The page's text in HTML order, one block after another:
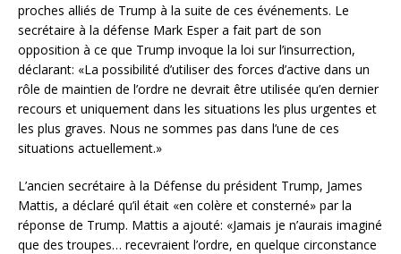
proches alliés de Trump à la suite de ces événements. Le
secrétaire à la défense Mark Esper a fait part de son
opposition à ce que Trump invoque la loi sur l’insurrection,
déclarant: «La possibilité d’utiliser des forces d’active dans un
rôle de maintien de l’ordre ne devrait être utilisée qu’en dernier
recours et uniquement dans les situations les plus urgentes et
les plus graves. Nous ne sommes pas dans l’une de ces
situations actuellement.»
L’ancien secrétaire à la Défense du président Trump, James
Mattis, a déclaré qu’il était «en colère et consterné» par la
réponse de Trump. Mattis a ajouté: «Jamais je n’aurais imaginé
que des troupes… recevraient l’ordre, en quelque circonstance